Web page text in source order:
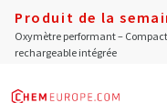
Produit de la
Oxymètre performant –
rechargeable intégrée